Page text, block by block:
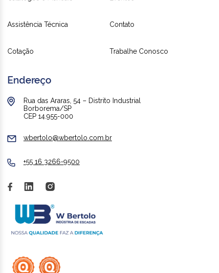
Assistência Técnica Contato
Cotação Trabalhe Conosco
Endereço
Rua das Araras, 54 – Distrito Industrial
Borborema/SP
CEP 14.955-000
wbertolo@wbertolo.com.br
+55 16 3266-9500